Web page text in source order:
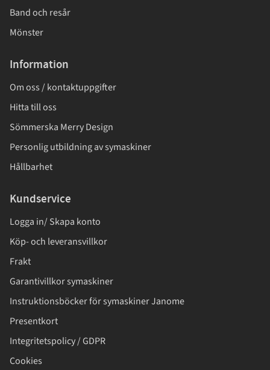
Band och resår
Mönster
Information
Om oss / kontaktuppgifter
Hitta till oss
Sömmerska Merry Design
Personlig utbildning av symaskiner
Hållbarhet
Kundservice
Logga in/ Skapa konto
Köp- och leveransvillkor
Frakt
Garantivillkor symaskiner
Instruktionsböcker för symaskiner Janome
Presentkort
Integritetspolicy / GDPR
Cookies